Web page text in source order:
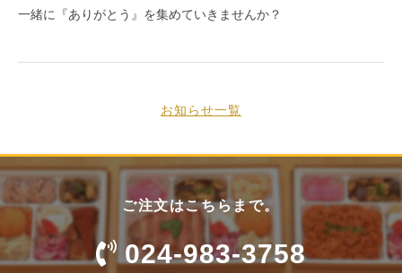
一緒に『ありがとう』を集めていきませんか？
お知らせ一覧
ご注文はこちらまで。
024-983-3758